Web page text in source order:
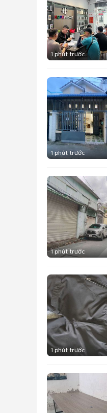
1 phút trước
1 phút trước
1 phút trước
1 phút trước